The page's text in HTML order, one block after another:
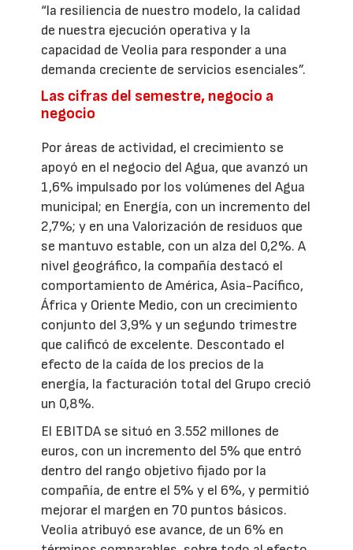
“la resiliencia de nuestro modelo, la calidad
de nuestra ejecución operativa y la
capacidad de Veolia para responder a una
demanda creciente de servicios esenciales”.
Las cifras del semestre, negocio a
negocio
Por áreas de actividad, el crecimiento se
apoyó en el negocio del Agua, que avanzó un
1,6% impulsado por los volúmenes del Agua
municipal; en Energía, con un incremento del
2,7%; y en una Valorización de residuos que
se mantuvo estable, con un alza del 0,2%. A
nivel geográfico, la compañía destacó el
comportamiento de América, Asia-Pacífico,
África y Oriente Medio, con un crecimiento
conjunto del 3,9% y un segundo trimestre
que calificó de excelente. Descontado el
efecto de la caída de los precios de la
energía, la facturación total del Grupo creció
un 0,8%.
El EBITDA se situó en 3.552 millones de
euros, con un incremento del 5% que entró
dentro del rango objetivo fijado por la
compañía, de entre el 5% y el 6%, y permitió
mejorar el margen en 70 puntos básicos.
Veolia atribuyó ese avance, de un 6% en